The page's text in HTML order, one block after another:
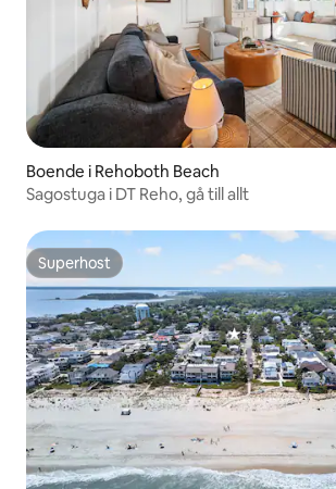
Boende i Rehoboth Beach
Sagostuga i DT Reho, gå till allt
Superhost
Superhost